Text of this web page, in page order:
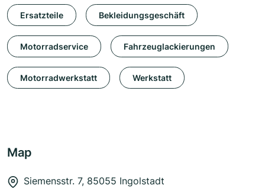
Ersatzteile Bekleidungsgeschäft
Motorradservice Fahrzeuglackierungen
Motorradwerkstatt Werkstatt
Map
Siemensstr. 7, 85055 Ingolstadt